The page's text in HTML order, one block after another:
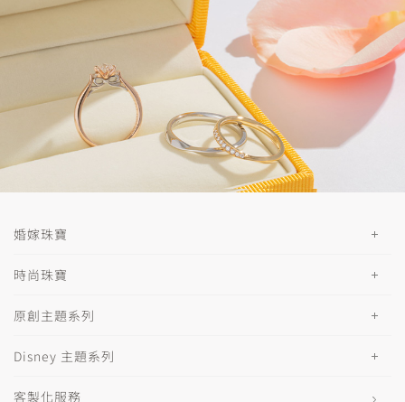
婚嫁珠寶
時尚珠寶
原創主題系列
Disney 主題系列
客製化服務